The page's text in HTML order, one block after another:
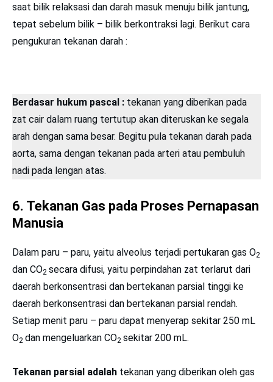
saat bilik relaksasi dan darah masuk menuju bilik jantung,
tepat sebelum bilik – bilik berkontraksi lagi. Berikut cara
pengukuran tekanan darah :
Berdasar hukum pascal : tekanan yang diberikan pada
zat cair dalam ruang tertutup akan diteruskan ke segala
arah dengan sama besar. Begitu pula tekanan darah pada
aorta, sama dengan tekanan pada arteri atau pembuluh
nadi pada lengan atas.
6. Tekanan Gas pada Proses Pernapasan
Manusia
Dalam paru – paru, yaitu alveolus terjadi pertukaran gas O2
dan CO2 secara difusi, yaitu perpindahan zat terlarut dari
daerah berkonsentrasi dan bertekanan parsial tinggi ke
daerah berkonsentrasi dan bertekanan parsial rendah.
Setiap menit paru – paru dapat menyerap sekitar 250 mL
O2 dan mengeluarkan CO2 sekitar 200 mL.
Tekanan parsial adalah tekanan yang diberikan oleh gas